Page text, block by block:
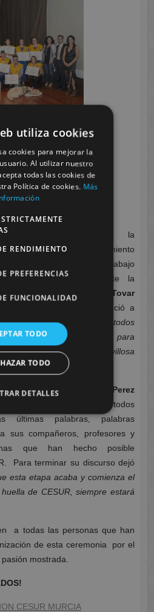
en el Ciclo
Social.
Ignacio Garrido
Departamento de los
de la ONCE
camino construido durante la
sido la base del conocimiento
sido posible sin el trabajo
. Por ello, durante la
profesora Srª Dª Pilar Tovar
de los docentes, y ofreció a
en el que destacaba que
” todos
habéis sido especiales para
ejercer esta maravillosa
representado por
Jose Perez
el evento compartiendo con todos
últimas palabras, palabras
sus compañeros, profesores y
que han hecho posible
Para terminar su discurso dejó
esta etapa acaba y comienza el
de CESUR, siempre estará
a todas las personas que han
de esta ceremonia por el
mostrada.
CESUR MURCIA
utiliza cookies
cookies para mejorar la
Al utilizar nuestro
todas las cookies de
Política de cookies. Más
RENDIMIENTO
PREFERENCIAS
FUNCIONALIDAD
TODO
TODO
DETALLES